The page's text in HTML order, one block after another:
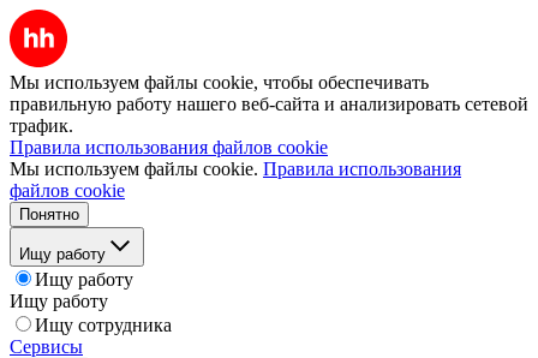
Мы используем файлы cookie, чтобы обеспечивать
правильную работу нашего веб-сайта и анализировать сетевой
трафик.
Правила использования файлов cookie
Мы используем файлы cookie. Правила использования
файлов cookie
Понятно
Ищу работу
Ищу работу
Ищу работу
Ищу сотрудника
Сервисы